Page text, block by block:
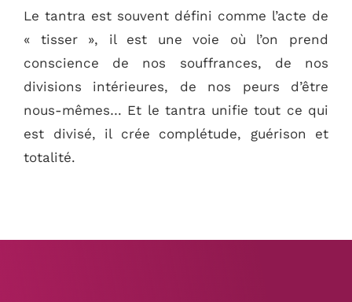
Le tantra est souvent défini comme l’acte de
« tisser », il est une voie où l’on prend
conscience de nos souffrances, de nos
divisions intérieures, de nos peurs d’être
nous-mêmes… Et le tantra unifie tout ce qui
est divisé, il crée complétude, guérison et
totalité.